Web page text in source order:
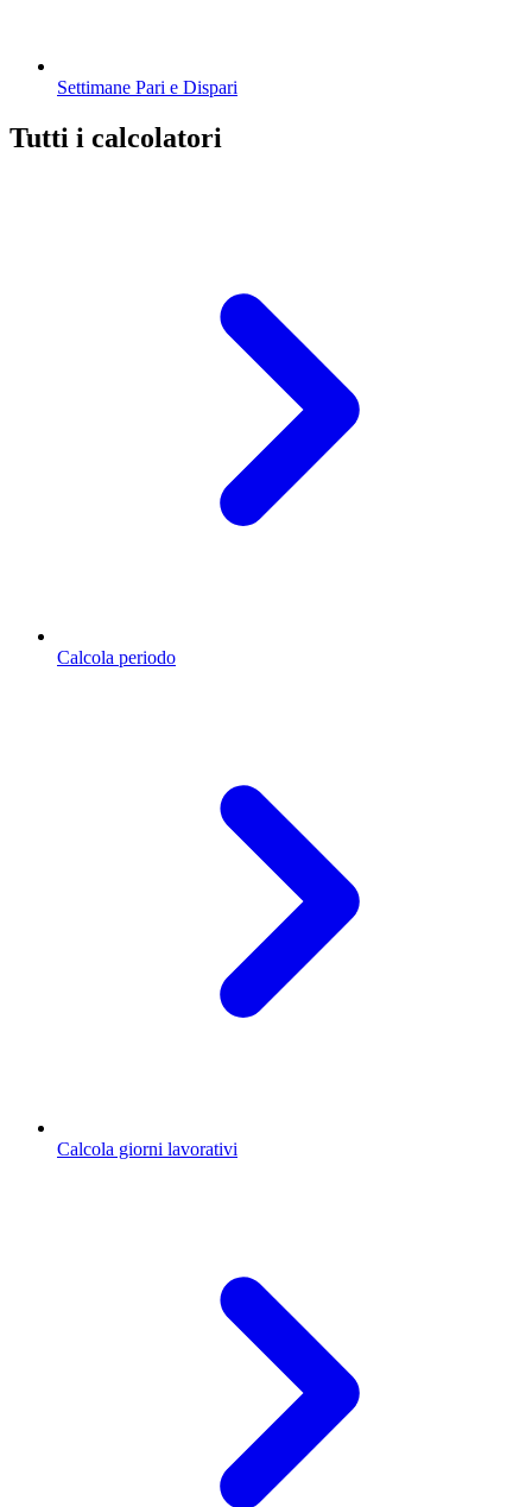
Settimane Pari e Dispari
Tutti i calcolatori
Calcola periodo
Calcola giorni lavorativi